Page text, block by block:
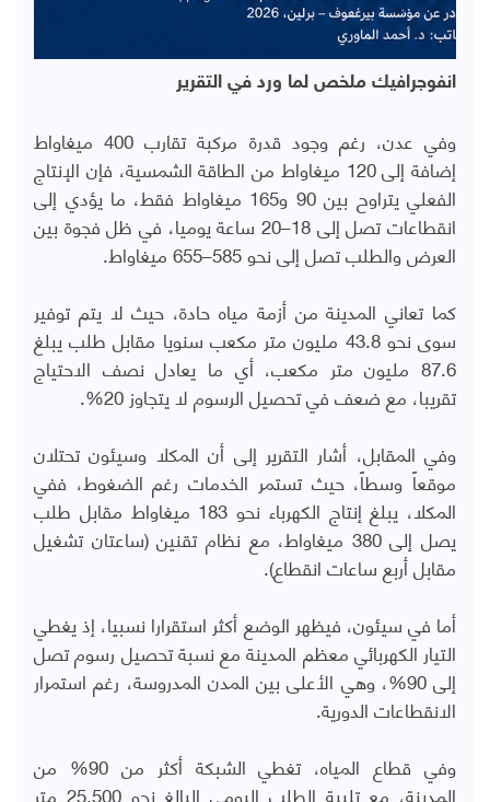
انفوجرافيك ملخص لما ورد في التقرير
وفي عدن، رغم وجود قدرة مركبة تقارب 400 ميغاواط
إضافة إلى 120 ميغاواط من الطاقة الشمسية، فإن الإنتاج
الفعلي يتراوح بين 90 و165 ميغاواط فقط، ما يؤدي إلى
انقطاعات تصل إلى 18–20 ساعة يوميا، في ظل فجوة بين
العرض والطلب تصل إلى نحو 585–655 ميغاواط
.
كما تعاني المدينة من أزمة مياه حادة، حيث لا يتم توفير
سوى نحو 43.8 مليون متر مكعب سنويا مقابل طلب يبلغ
87.6 مليون متر مكعب، أي ما يعادل نصف الاحتياج
تقريبا، مع ضعف في تحصيل الرسوم لا يتجاوز 20
%.
وفي المقابل، أشار التقرير إلى أن المكلا وسيئون تحتلان
موقعاً وسطاً، حيث تستمر الخدمات رغم الضغوط، ففي
المكلا، يبلغ إنتاج الكهرباء نحو 183 ميغاواط مقابل طلب
يصل إلى 380 ميغاواط، مع نظام تقنين (ساعتان تشغيل
مقابل أربع ساعات انقطاع).
أما في سيئون، فيظهر الوضع أكثر استقرارا نسبيا، إذ يغطي
التيار الكهربائي معظم المدينة مع نسبة تحصيل رسوم تصل
إلى 90%، وهي الأعلى بين المدن المدروسة، رغم استمرار
الانقطاعات الدورية.
وفي قطاع المياه، تغطي الشبكة أكثر من 90% من
المدينة، مع تلبية الطلب اليومي البالغ نحو 25,500 متر